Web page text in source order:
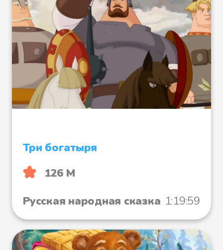
Три богатыря
126 М
Русская народная сказка 1:19:59